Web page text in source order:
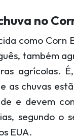
no
como Corn
também
agrícolas.
as chuvas
e devem
segundo o
EUA.